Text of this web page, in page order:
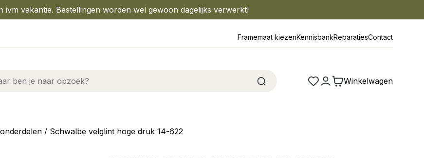
ivm vakantie. Bestellingen worden wel gewoon dagelijks verwerkt!
Framemaat kiezenKennisbankReparatiesContact
Winkelwagen
/ Schwalbe velglint hoge druk 14-622